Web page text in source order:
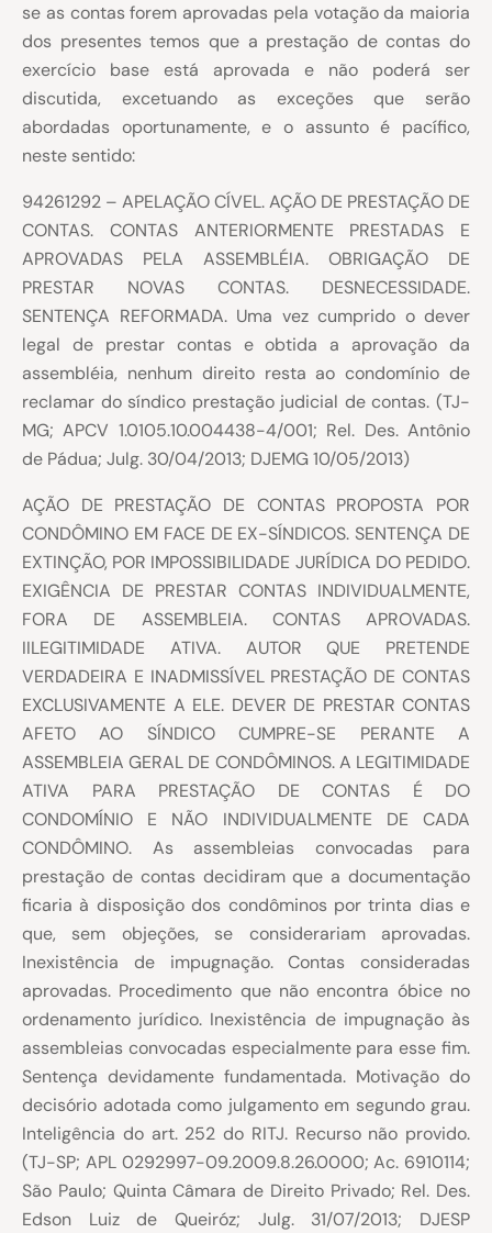
se as contas forem aprovadas pela votação da maioria
dos presentes temos que a prestação de contas do
exercício base está aprovada e não poderá ser
discutida, excetuando as exceções que serão
abordadas oportunamente, e o assunto é pacífico,
neste sentido:
94261292 – APELAÇÃO CÍVEL. AÇÃO DE PRESTAÇÃO DE
CONTAS. CONTAS ANTERIORMENTE PRESTADAS E
APROVADAS PELA ASSEMBLÉIA. OBRIGAÇÃO DE
PRESTAR NOVAS CONTAS. DESNECESSIDADE.
SENTENÇA REFORMADA. Uma vez cumprido o dever
legal de prestar contas e obtida a aprovação da
assembléia, nenhum direito resta ao condomínio de
reclamar do síndico prestação judicial de contas. (TJ-
MG; APCV 1.0105.10.004438-4/001; Rel. Des. Antônio
de Pádua; Julg. 30/04/2013; DJEMG 10/05/2013)
AÇÃO DE PRESTAÇÃO DE CONTAS PROPOSTA POR
CONDÔMINO EM FACE DE EX-SÍNDICOS. SENTENÇA DE
EXTINÇÃO, POR IMPOSSIBILIDADE JURÍDICA DO PEDIDO.
EXIGÊNCIA DE PRESTAR CONTAS INDIVIDUALMENTE,
FORA DE ASSEMBLEIA. CONTAS APROVADAS.
IILEGITIMIDADE ATIVA. AUTOR QUE PRETENDE
VERDADEIRA E INADMISSÍVEL PRESTAÇÃO DE CONTAS
EXCLUSIVAMENTE A ELE. DEVER DE PRESTAR CONTAS
AFETO AO SÍNDICO CUMPRE-SE PERANTE A
ASSEMBLEIA GERAL DE CONDÔMINOS. A LEGITIMIDADE
ATIVA PARA PRESTAÇÃO DE CONTAS É DO
CONDOMÍNIO E NÃO INDIVIDUALMENTE DE CADA
CONDÔMINO. As assembleias convocadas para
prestação de contas decidiram que a documentação
ficaria à disposição dos condôminos por trinta dias e
que, sem objeções, se considerariam aprovadas.
Inexistência de impugnação. Contas consideradas
aprovadas. Procedimento que não encontra óbice no
ordenamento jurídico. Inexistência de impugnação às
assembleias convocadas especialmente para esse fim.
Sentença devidamente fundamentada. Motivação do
decisório adotada como julgamento em segundo grau.
Inteligência do art. 252 do RITJ. Recurso não provido.
(TJ-SP; APL 0292997-09.2009.8.26.0000; Ac. 6910114;
São Paulo; Quinta Câmara de Direito Privado; Rel. Des.
Edson Luiz de Queiróz; Julg. 31/07/2013; DJESP